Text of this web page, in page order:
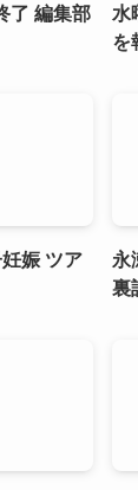
了 編集部
水
を
娠 ツア
永
裏